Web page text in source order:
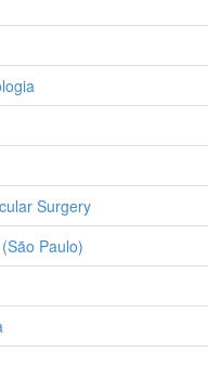
Surgery
Paulo)